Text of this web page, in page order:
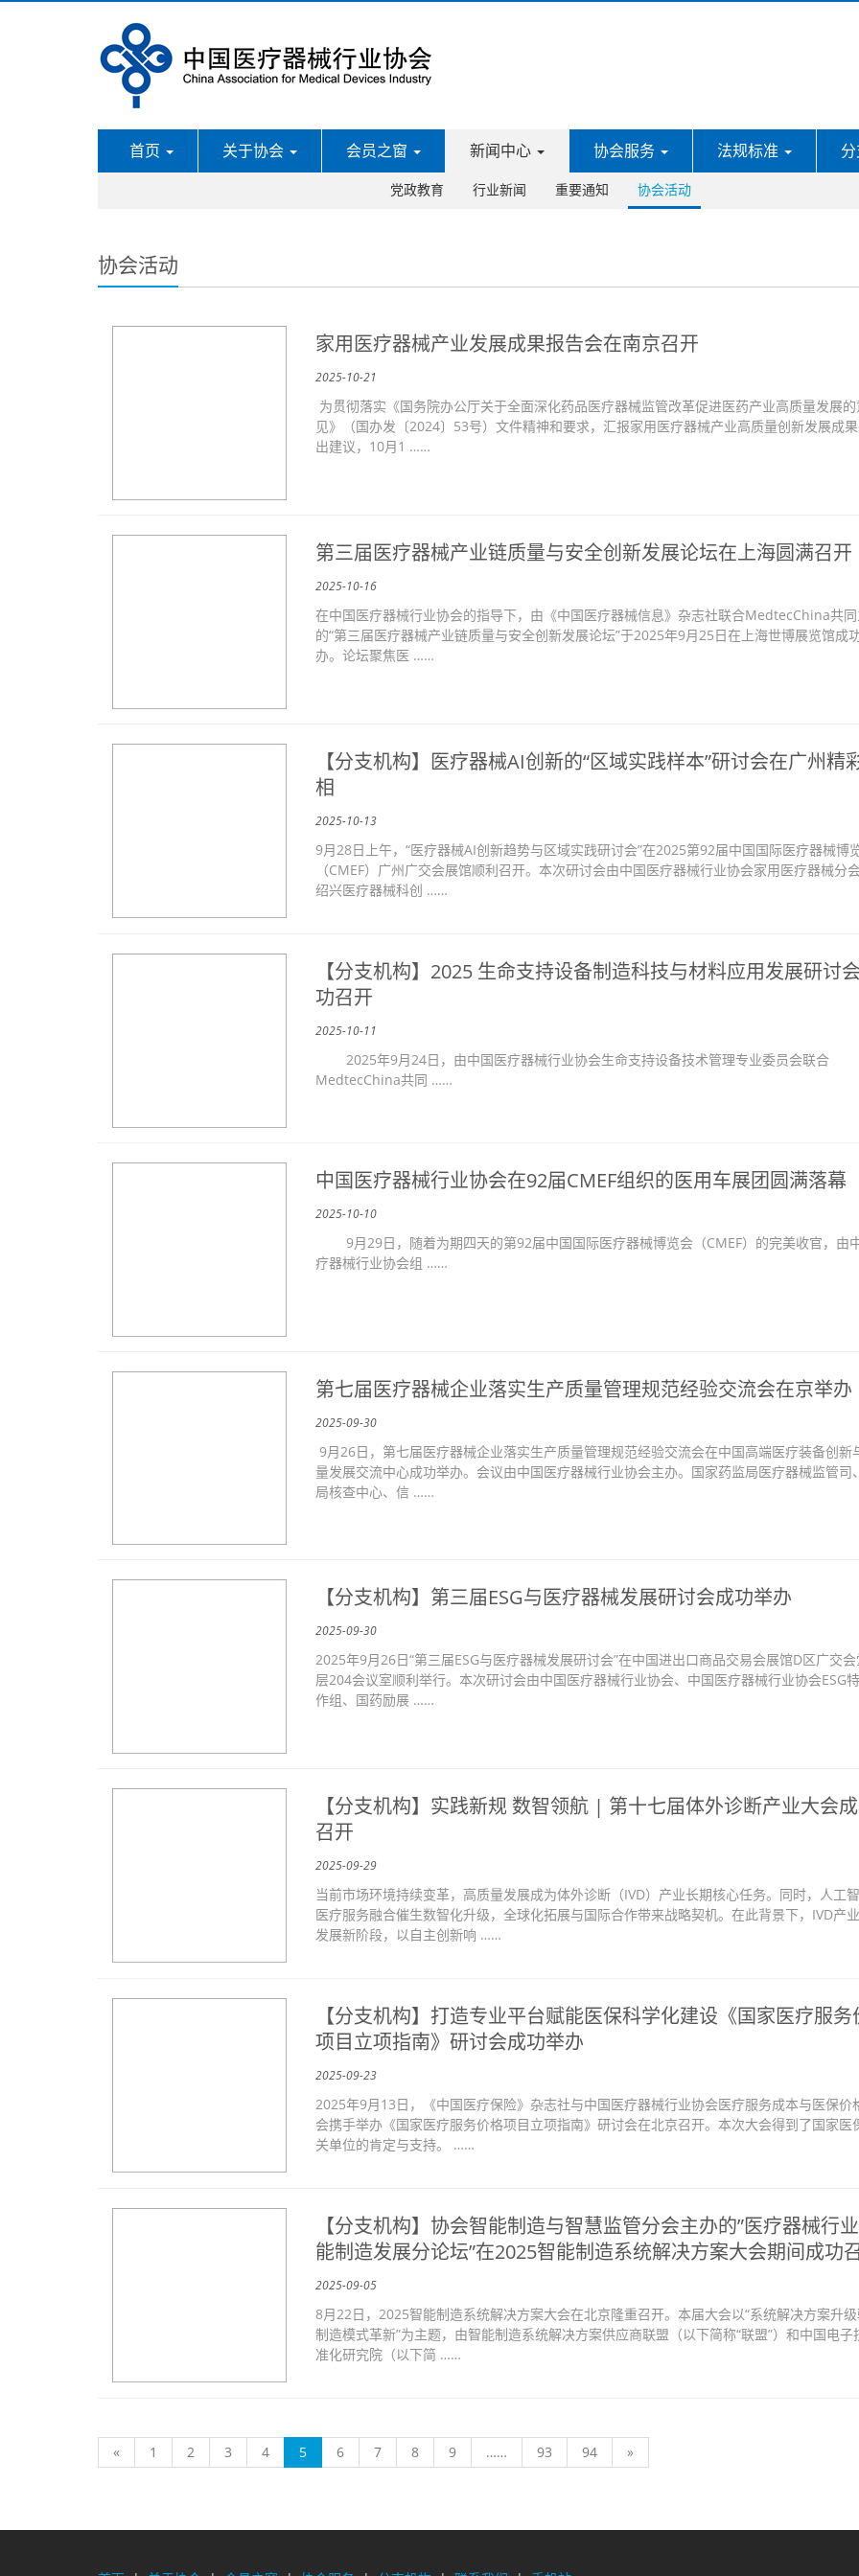
首页 关于协会 会员之窗 新闻中心
党政教育 行业新闻 重要通知 协会活动
协会服务 法规标准
协会活动
家用医疗器械产业发展成果报告会在南京召开
2025-10-21
为贯彻落实《国务院办公厅关于全面深化药品医疗器械监管改革促进医药产业高质量发展的
见》（国办发〔2024〕53号）文件精神和要求，汇报家用医疗器械产业高质量创新发展成
出建议，10月1 ……
第三届医疗器械产业链质量与安全创新发展论坛在上海圆满召开
2025-10-16
在中国医疗器械行业协会的指导下，由《中国医疗器械信息》杂志社联合MedtecChina共
的“第三届医疗器械产业链质量与安全创新发展论坛”于2025年9月25日在上海世博展览馆成
办。论坛聚焦医 ……
【分支机构】医疗器械AI创新的“区域实践样本”研讨会在广州精
相
2025-10-13
9月28日上午，“医疗器械AI创新趋势与区域实践研讨会”在2025第92届中国国际医疗器械博
（CMEF）广州广交会展馆顺利召开。本次研讨会由中国医疗器械行业协会家用医疗器械分
绍兴医疗器械科创 ……
【分支机构】2025 生命支持设备制造科技与材料应用发展研讨
功召开
2025-10-11
2025年9月24日，由中国医疗器械行业协会生命支持设备技术管理专业委员会联合
MedtecChina共同 ……
中国医疗器械行业协会在92届CMEF组织的医用车展团圆满落幕
2025-10-10
9月29日，随着为期四天的第92届中国国际医疗器械博览会（CMEF）的完美收官，由
疗器械行业协会组 ……
第七届医疗器械企业落实生产质量管理规范经验交流会在京举办
2025-09-30
9月26日，第七届医疗器械企业落实生产质量管理规范经验交流会在中国高端医疗装备创新
量发展交流中心成功举办。会议由中国医疗器械行业协会主办。国家药监局医疗器械监管司
局核查中心、信 ……
【分支机构】第三届ESG与医疗器械发展研讨会成功举办
2025-09-30
2025年9月26日“第三届ESG与医疗器械发展研讨会”在中国进出口商品交易会展馆D区广交
层204会议室顺利举行。本次研讨会由中国医疗器械行业协会、中国医疗器械行业协会ESG
作组、国药励展 ……
【分支机构】实践新规 数智领航 | 第十七届体外诊断产业大会
召开
2025-09-29
当前市场环境持续变革，高质量发展成为体外诊断（IVD）产业长期核心任务。同时，人工
医疗服务融合催生数智化升级，全球化拓展与国际合作带来战略契机。在此背景下，IVD产
发展新阶段，以自主创新响 ……
【分支机构】打造专业平台赋能医保科学化建设《国家医疗服务
项目立项指南》研讨会成功举办
2025-09-23
2025年9月13日，《中国医疗保险》杂志社与中国医疗器械行业协会医疗服务成本与医保价
会携手举办《国家医疗服务价格项目立项指南》研讨会在北京召开。本次大会得到了国家医
关单位的肯定与支持。 ……
【分支机构】协会智能制造与智慧监管分会主办的”医疗器械行
能制造发展分论坛”在2025智能制造系统解决方案大会期间成功
2025-09-05
8月22日，2025智能制造系统解决方案大会在北京隆重召开。本届大会以“系统解决方案升
制造模式革新”为主题，由智能制造系统解决方案供应商联盟（以下简称“联盟”）和中国电子
准化研究院（以下简 ……
« 1 2 3 4 5(current)
6 7 8 9 …… 93 94 »